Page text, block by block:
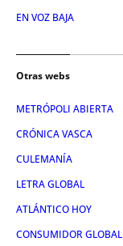
EN VOZ BAJA
Otras webs
METRÓPOLI ABIERTA
CRÓNICA VASCA
CULEMANÍA
LETRA GLOBAL
ATLÁNTICO HOY
CONSUMIDOR GLOBAL